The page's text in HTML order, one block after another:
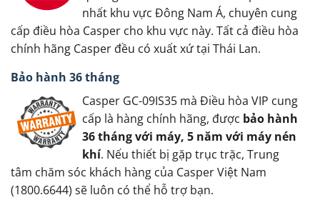
nhất khu vực Đông Nam Á, chuyên cung
cấp điều hòa Casper cho khu vực này. Tất cả điều hòa
chính hãng Casper đều có xuất xứ tại Thái Lan.
Bảo hành 36 tháng
Casper GC-09IS35 mà Điều hòa VIP cung
cấp là hàng chính hãng, được bảo hành
36 tháng với máy, 5 năm với máy nén
khí. Nếu thiết bị gặp trục trặc, Trung
tâm chăm sóc khách hàng của Casper Việt Nam
(1800.6644) sẽ luôn có thể hỗ trợ bạn.